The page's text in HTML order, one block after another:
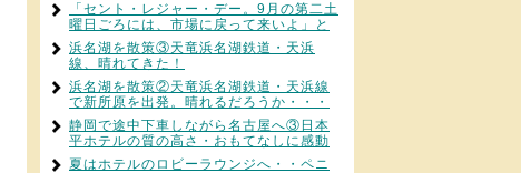
「セント・レジャー・デー。9月の第二土
曜日ごろには、市場に戻って来いよ」と
浜名湖を散策③天竜浜名湖鉄道・天浜
線、晴れてきた！
浜名湖を散策②天竜浜名湖鉄道・天浜線
で新所原を出発。晴れるだろうか・・・
静岡で途中下車しながら名古屋へ③日本
平ホテルの質の高さ・おもてなしに感動
夏はホテルのロビーラウンジへ・・ペニ